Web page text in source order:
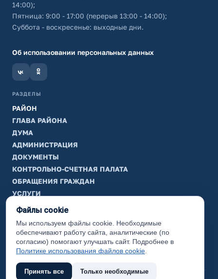
14:00);
Пятница: 9:00 - 17:00 (перерыв 13:00 - 14:00);
Суббота - воскресенье: выходные дни.
Об использовании персональных данных
РАЗДЕЛЫ
РАЙОН
ГЛАВА РАЙОНА
ДУМА
АДМИНИСТРАЦИЯ
ДОКУМЕНТЫ
КОНТРОЛЬНО-СЧЕТНАЯ ПАЛАТА
ОБРАЩЕНИЯ ГРАЖДАН
УСЛУГИ
ТИК
ИНФОРМАЦИЯ
Законодательная карта
Карта сайта
Файлы cookie
Мы используем файлы cookie. Необходимые
обеспечивают работу сайта, аналитические (по
согласию) помогают улучшать сайт. Подробнее в
Политике использования файлов cookie
Принять все Только необходимые